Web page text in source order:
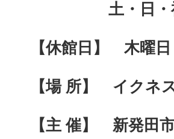
土・日・祝日
【休館日】 木曜日
【場 所】 イクネ
【主 催】 新発田